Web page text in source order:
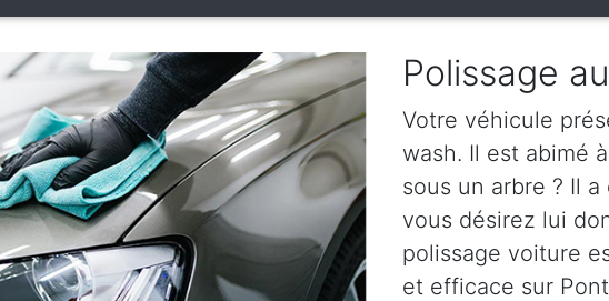
Polissage
Votre véhicule
wash. Il est abimé
sous un arbre ? Il
vous désirez lui
polissage voiture
et efficace sur